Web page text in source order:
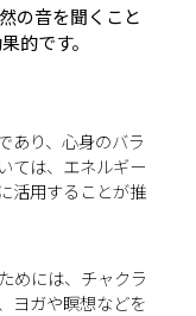
の音を聞くこと
的です。
あり、心身のバラ
ては、エネルギー
活用することが推
めには、チャクラ
ヨガや瞑想などを